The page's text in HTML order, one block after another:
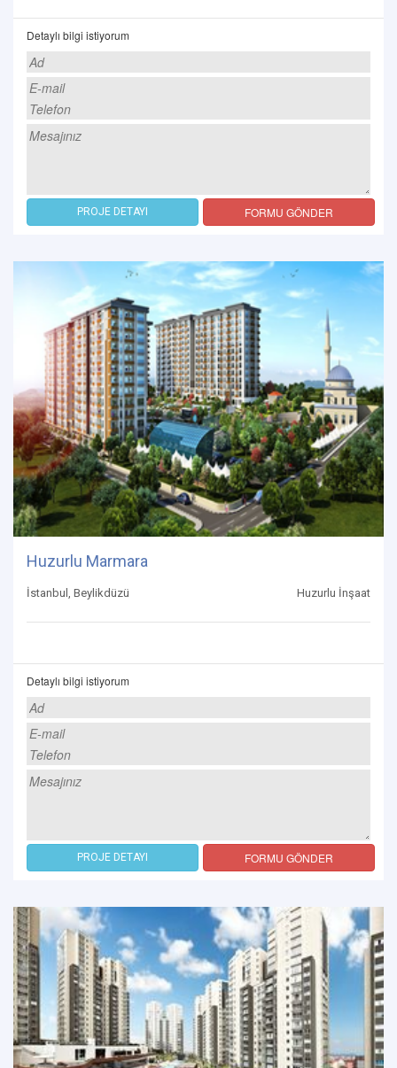
Detaylı bilgi istiyorum
PROJE DETAYI FORMU GÖNDER
Huzurlu Marmara
İstanbul, Beylikdüzü Huzurlu İnşaat
Detaylı bilgi istiyorum
PROJE DETAYI FORMU GÖNDER